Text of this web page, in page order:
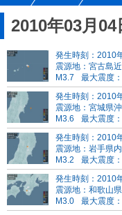
2010年03月
発生時刻：2010
震源地：宮古島
M3.7
最大震度
発生時刻：2010
震源地：宮城県
M3.6
最大震度
発生時刻：2010
震源地：岩手県
M3.2
最大震度
発生時刻：2010
震源地：和歌山
M3.0
最大震度